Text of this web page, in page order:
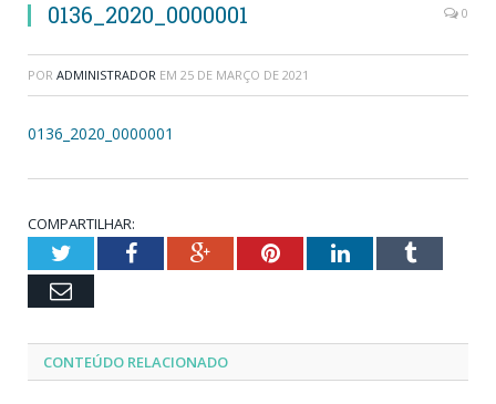
0136_2020_0000001 0
POR ADMINISTRADOR EM 25 DE MARÇO DE 2021
0136_2020_0000001
COMPARTILHAR:
TwitterFacebookGoogle+PinterestLinkedInTumblr
Email
CONTEÚDO RELACIONADO